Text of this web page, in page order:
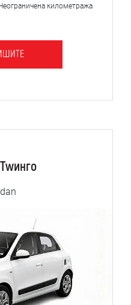
километража